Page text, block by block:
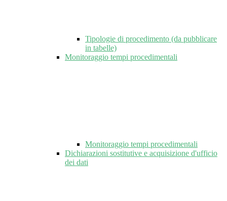
Tipologie di procedimento (da pubblicare
in tabelle)
Monitoraggio tempi procedimentali
Monitoraggio tempi procedimentali
Dichiarazioni sostitutive e acquisizione d'ufficio
dei dati